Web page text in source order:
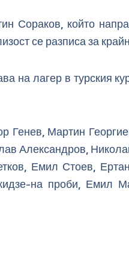
Сораков, който
се разписа за
на лагер в турския
Генев, Мартин
Александров,
Емил Стоев,
на проби, Емил